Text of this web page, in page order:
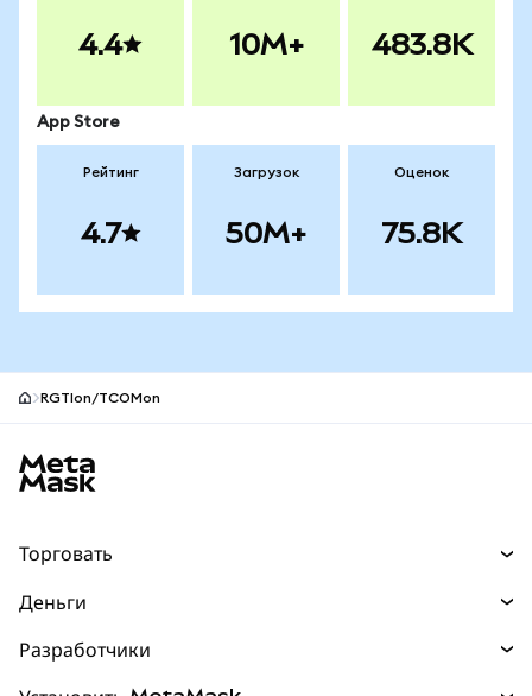
4.4 10M+ 483.8K
App Store
Рейтинг
4.7
Загрузок
50M+
Оценок
75.8K
RGTIon/TCOMon
Торговать
Прогнозы
Деньги
Разработчики